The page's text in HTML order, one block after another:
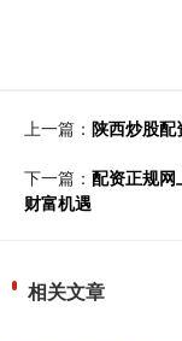
上一篇： 陕西炒股配
下一篇： 配资正规网
财富机遇
相关文章